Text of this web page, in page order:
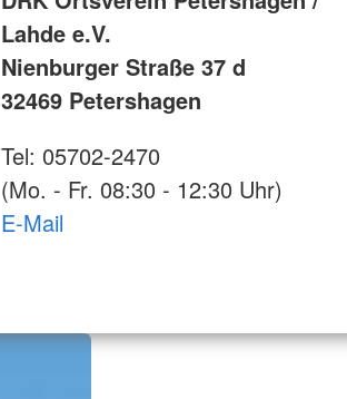
Lahde e.V.
Nienburger Straße 37 d
32469 Petershagen
Tel: 05702-2470
(Mo. - Fr. 08:30 - 12:30 Uhr)
E-Mail